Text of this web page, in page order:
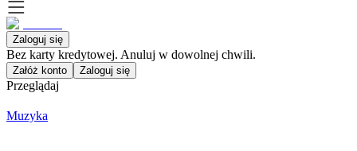
Zaloguj się
Bez karty kredytowej. Anuluj w dowolnej chwili.
Załóż konto Zaloguj się
Przeglądaj
Muzyka